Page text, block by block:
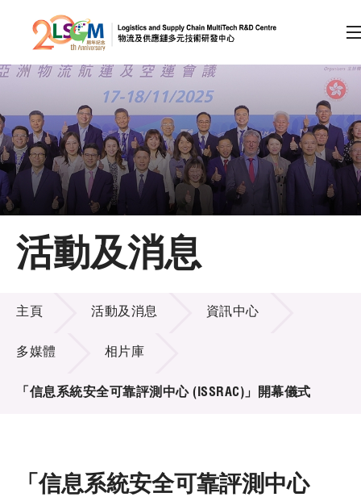
跳到內容（按回車鍵）
會員登入
A A EN 繁 简
主頁
關於LSCM
技術商品化
項目及資助計劃
活動及消息
活動及消息
主頁 活動及消息 資訊中心
多媒體 相片庫
「信息系統安全可靠評測中心 (ISSRAC)」開幕儀式
「信息系統安全可靠評測中心